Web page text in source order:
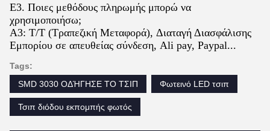
Ε3. Ποιες μεθόδους πληρωμής μπορώ να
χρησιμοποιήσω;
Α3: T/T (Τραπεζική Μεταφορά), Διαταγή Διασφάλισης
Εμπορίου σε απευθείας σύνδεση, Ali pay, Paypal...
Tags:
SMD 3030 ΟΔΉΓΗΣΕ ΤΟ ΤΣΙΠ
Φωτεινό LED τσιπ
Τσιπ διόδου εκπομπής φωτός